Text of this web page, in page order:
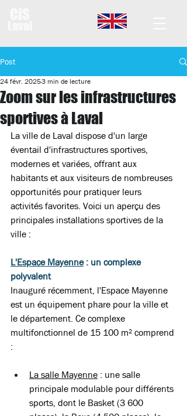
Post
Zoom sur les infrastructures
sportives à Laval
24 févr. 20253 min de lecture
La ville de Laval dispose d'un large
éventail d'infrastructures sportives,
modernes et variées, offrant aux
habitants et aux visiteurs de nombreuses
opportunités pour pratiquer leurs
activités favorites. Voici un aperçu des
principales installations sportives de la
ville :
L'Espace Mayenne : un complexe
polyvalent
Inauguré récemment, l'Espace Mayenne
est un équipement phare pour la ville et
le département. Ce complexe
multifonctionnel de 15 100 m² comprend
:
La salle Mayenne : une salle
principale modulable pour différents
sports, dont le Basket (3 600